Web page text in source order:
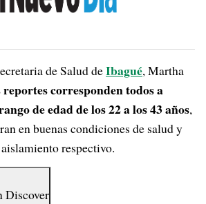
de Salud deIbagué, Martha
reportes corresponden todos a
de edad de los 22 a los 43 años,
en buenas condiciones de salud y
respectivo.
Discover